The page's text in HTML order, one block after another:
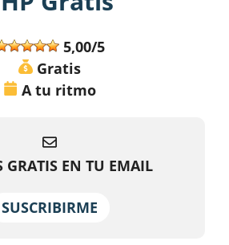
5,00/5
Gratis
A tu ritmo
GRATIS EN TU EMAIL
SUSCRIBIRME